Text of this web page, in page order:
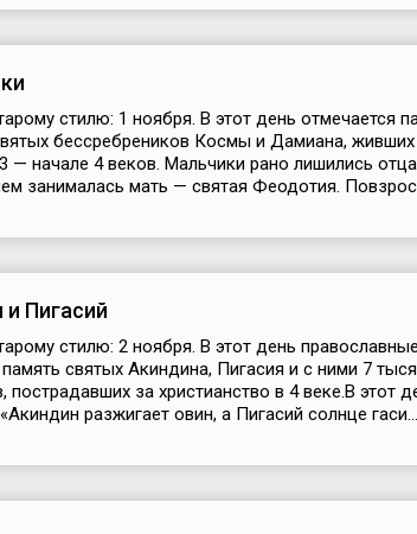
стилю: 1 ноября. В этот день отмечается
бессребреников Космы и Дамиана,
— начале 4 веков. Мальчики рано лишились
занималась мать — святая Феодотия.
Пигасий
стилю: 2 ноября. В этот день
святых Акиндина, Пигасия и с ними 7
пострадавших за христианство в 4 веке.В этот
разжигает овин, а Пигасий солнце гаси...